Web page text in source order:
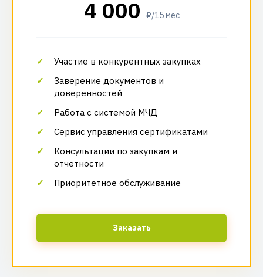
4 000 ₽/15 мес
Участие в конкурентных закупках
Заверение документов и
доверенностей
Работа с системой МЧД
Сервис управления сертификатами
Консультации по закупкам и
отчетности
Приоритетное обслуживание
Заказать